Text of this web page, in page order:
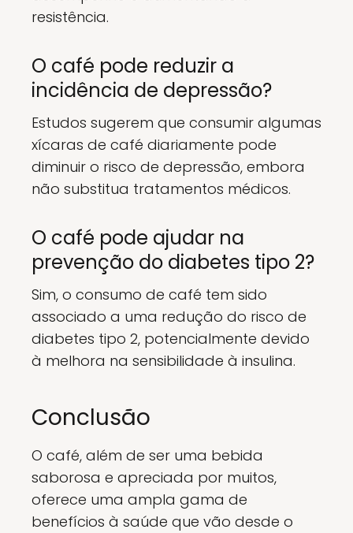
resistência.
O café pode reduzir a
incidência de depressão?
Estudos sugerem que consumir algumas
xícaras de café diariamente pode
diminuir o risco de depressão, embora
não substitua tratamentos médicos.
O café pode ajudar na
prevenção do diabetes tipo 2?
Sim, o consumo de café tem sido
associado a uma redução do risco de
diabetes tipo 2, potencialmente devido
à melhora na sensibilidade à insulina.
Conclusão
O café, além de ser uma bebida
saborosa e apreciada por muitos,
oferece uma ampla gama de
benefícios à saúde que vão desde o